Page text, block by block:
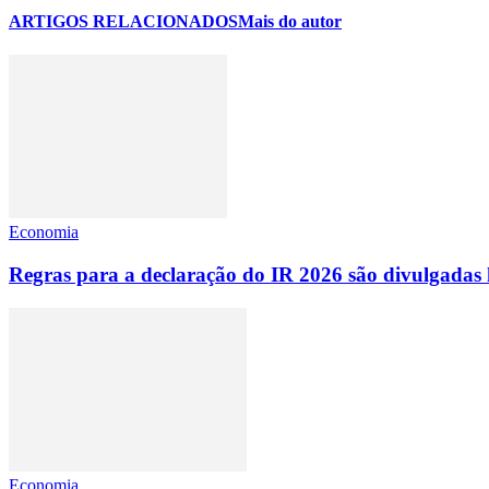
ARTIGOS RELACIONADOSMais do autor
Economia
Regras para a declaração do IR 2026 são
Economia